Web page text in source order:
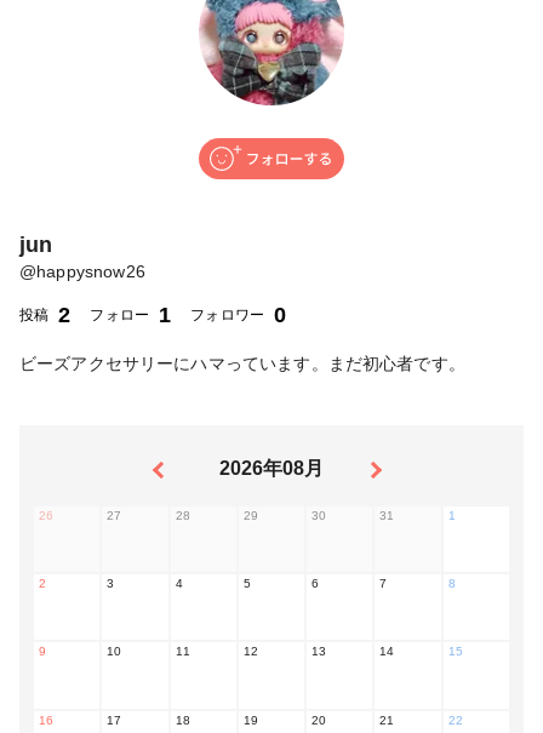
jun
@happysnow26
投稿 2 フォロー 1 フォロワー 0
ビーズアクセサリーにハマっています。まだ初心者です。
2026年08月
26 27 28 29 30 31 1
2 3 4 5 6 7 8
9 10 11 12 13 14 15
16 17 18 19 20 21 22